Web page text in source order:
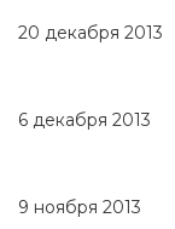
20 декабря 2013
6 декабря 2013
9 ноября 2013